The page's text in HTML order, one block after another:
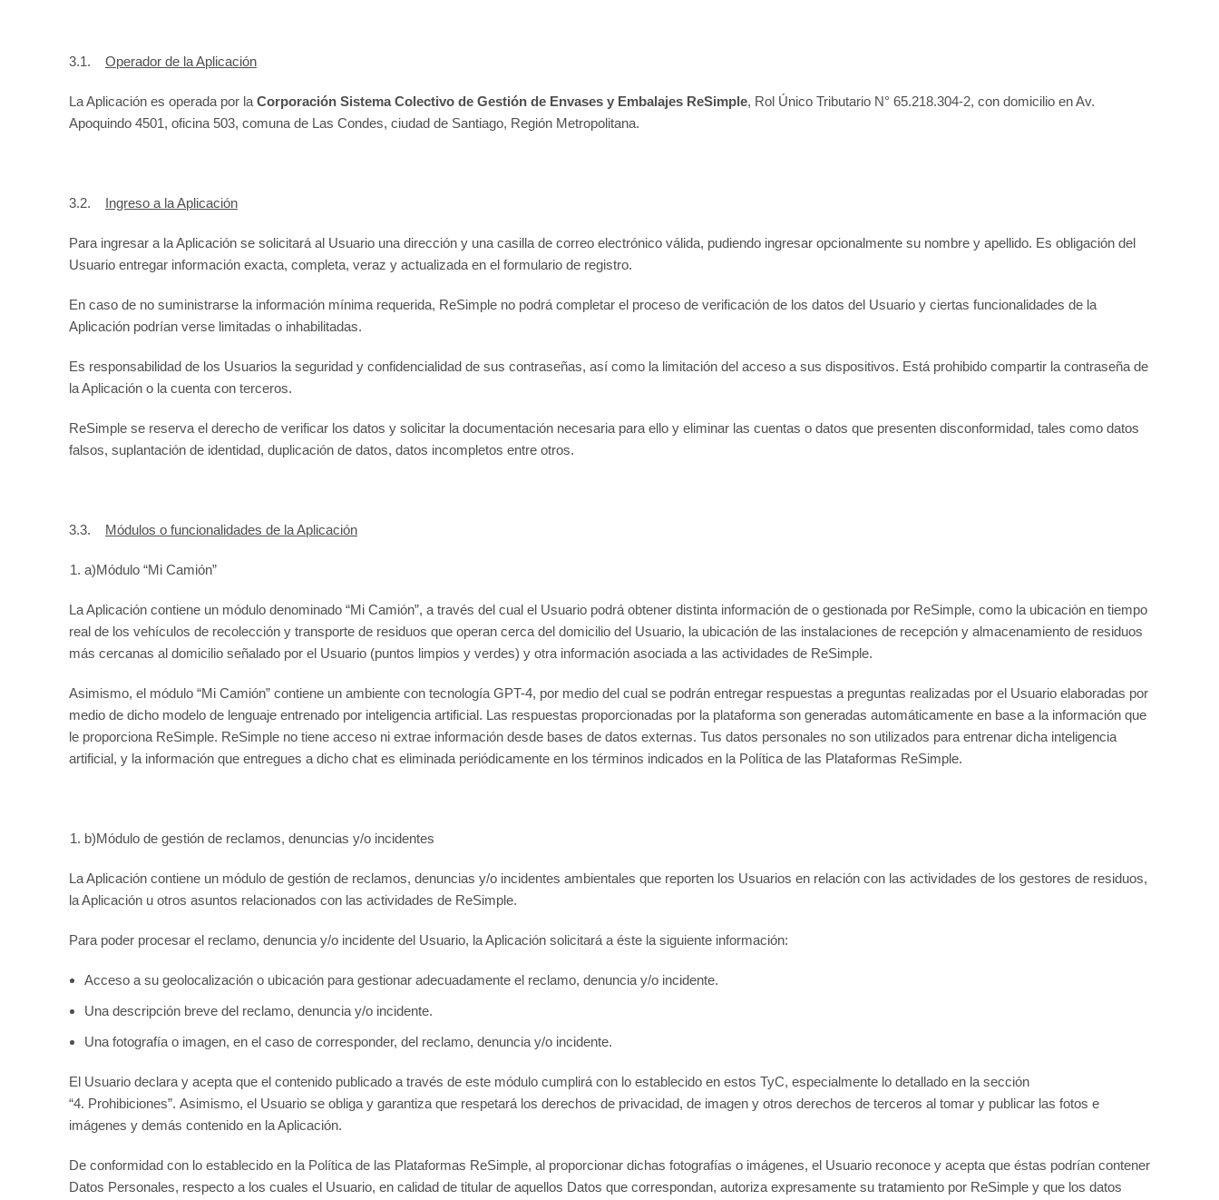
3.1. Operador de la Aplicación
La Aplicación es operada por la Corporación Sistema Colectivo de Gestión de Envases y Embalajes ReSimple, Rol Único Tributario N° 65.218.304-2, con domicilio en Av.
Apoquindo 4501, oficina 503, comuna de Las Condes, ciudad de Santiago, Región Metropolitana.
3.2. Ingreso a la Aplicación
Para ingresar a la Aplicación se solicitará al Usuario una dirección y una casilla de correo electrónico válida, pudiendo ingresar opcionalmente su nombre y apellido. Es obligación del
Usuario entregar información exacta, completa, veraz y actualizada en el formulario de registro.
En caso de no suministrarse la información mínima requerida, ReSimple no podrá completar el proceso de verificación de los datos del Usuario y ciertas funcionalidades de la
Aplicación podrían verse limitadas o inhabilitadas.
Es responsabilidad de los Usuarios la seguridad y confidencialidad de sus contraseñas, así como la limitación del acceso a sus dispositivos. Está prohibido compartir la contraseña de
la Aplicación o la cuenta con terceros.
ReSimple se reserva el derecho de verificar los datos y solicitar la documentación necesaria para ello y eliminar las cuentas o datos que presenten disconformidad, tales como datos
falsos, suplantación de identidad, duplicación de datos, datos incompletos entre otros.
3.3. Módulos o funcionalidades de la Aplicación
a)Módulo “Mi Camión”
La Aplicación contiene un módulo denominado “Mi Camión”, a través del cual el Usuario podrá obtener distinta información de o gestionada por ReSimple, como la ubicación en tiempo
real de los vehículos de recolección y transporte de residuos que operan cerca del domicilio del Usuario, la ubicación de las instalaciones de recepción y almacenamiento de residuos
más cercanas al domicilio señalado por el Usuario (puntos limpios y verdes) y otra información asociada a las actividades de ReSimple.
Asimismo, el módulo “Mi Camión” contiene un ambiente con tecnología GPT-4, por medio del cual se podrán entregar respuestas a preguntas realizadas por el Usuario elaboradas por
medio de dicho modelo de lenguaje entrenado por inteligencia artificial. Las respuestas proporcionadas por la plataforma son generadas automáticamente en base a la información que
le proporciona ReSimple. ReSimple no tiene acceso ni extrae información desde bases de datos externas. Tus datos personales no son utilizados para entrenar dicha inteligencia
artificial, y la información que entregues a dicho chat es eliminada periódicamente en los términos indicados en la Política de las Plataformas ReSimple.
b)Módulo de gestión de reclamos, denuncias y/o incidentes
La Aplicación contiene un módulo de gestión de reclamos, denuncias y/o incidentes ambientales que reporten los Usuarios en relación con las actividades de los gestores de residuos,
la Aplicación u otros asuntos relacionados con las actividades de ReSimple.
Para poder procesar el reclamo, denuncia y/o incidente del Usuario, la Aplicación solicitará a éste la siguiente información:
Acceso a su geolocalización o ubicación para gestionar adecuadamente el reclamo, denuncia y/o incidente.
Una descripción breve del reclamo, denuncia y/o incidente.
Una fotografía o imagen, en el caso de corresponder, del reclamo, denuncia y/o incidente.
El Usuario declara y acepta que el contenido publicado a través de este módulo cumplirá con lo establecido en estos TyC, especialmente lo detallado en la sección
“4. Prohibiciones”. Asimismo, el Usuario se obliga y garantiza que respetará los derechos de privacidad, de imagen y otros derechos de terceros al tomar y publicar las fotos e
imágenes y demás contenido en la Aplicación.
De conformidad con lo establecido en la Política de las Plataformas ReSimple, al proporcionar dichas fotografías o imágenes, el Usuario reconoce y acepta que éstas podrían contener
Datos Personales, respecto a los cuales el Usuario, en calidad de titular de aquellos Datos que correspondan, autoriza expresamente su tratamiento por ReSimple y que los datos